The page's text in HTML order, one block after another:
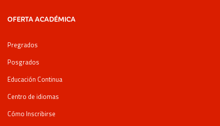
OFERTA ACADÉMICA
Pregrados
Posgrados
Educación Continua
Centro de idiomas
Cómo Inscribirse